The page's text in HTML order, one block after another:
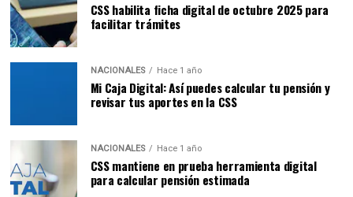
CSS habilita ficha digital de octubre 2025 para
facilitar trámites
NACIONALES Hace 1 año
Mi Caja Digital: Así puedes calcular tu pensión y
revisar tus aportes en la CSS
NACIONALES Hace 1 año
CSS mantiene en prueba herramienta digital
para calcular pensión estimada